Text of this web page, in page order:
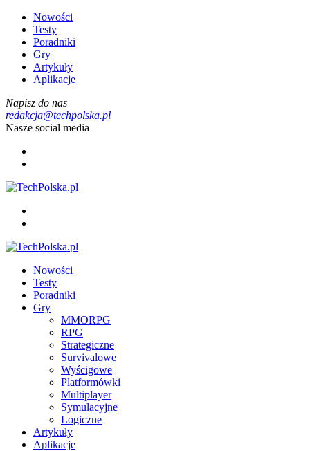
Nowości
Testy
Poradniki
Gry
Artykuły
Aplikacje
Napisz do nas
redakcja@techpolska.pl
Nasze social media
Nowości
Testy
Poradniki
Gry
MMORPG
RPG
Strategiczne
Survivalowe
Wyścigowe
Platformówki
Multiplayer
Symulacyjne
Logiczne
Artykuły
Aplikacje